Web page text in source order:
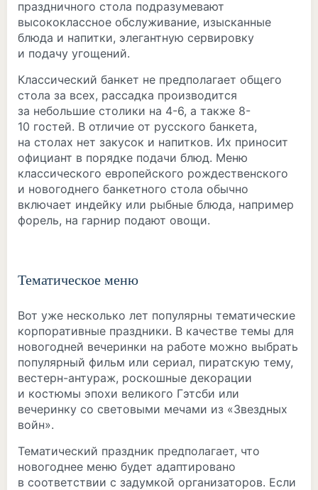
праздничного стола подразумевают
высококлассное обслуживание, изысканные
блюда и напитки, элегантную сервировку
и подачу угощений.
Классический банкет не предполагает общего
стола за всех, рассадка производится
за небольшие столики на 4-6, а также 8-
10 гостей. В отличие от русского банкета,
на столах нет закусок и напитков. Их приносит
официант в порядке подачи блюд. Меню
классического европейского рождественского
и новогоднего банкетного стола обычно
включает индейку или рыбные блюда, например
форель, на гарнир подают овощи.
Тематическое меню
Вот уже несколько лет популярны тематические
корпоративные праздники. В качестве темы для
новогодней вечеринки на работе можно выбрать
популярный фильм или сериал, пиратскую тему,
вестерн-антураж, роскошные декорации
и костюмы эпохи великого Гэтсби или
вечеринку со световыми мечами из «Звездных
войн».
Тематический праздник предполагает, что
новогоднее меню будет адаптировано
в соответствии с задумкой организаторов. Если